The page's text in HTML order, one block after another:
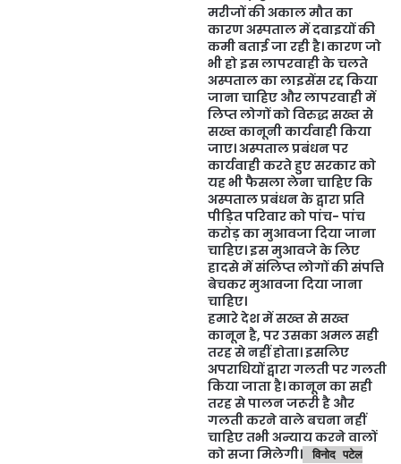
मरीजों की अकाल मौत का
कारण अस्पताल में दवाइयों की
कमी बताई जा रही है। कारण जो
भी हो इस लापरवाही के चलते
अस्पताल का लाइसेंस रद्द किया
जाना चाहिए और लापरवाही में
लिप्त लोगों को विरुद्ध सख्त से
सख्त कानूनी कार्यवाही किया
जाए। अस्पताल प्रबंधन पर
कार्यवाही करते हुए सरकार को
यह भी फैसला लेना चाहिए कि
अस्पताल प्रबंधन के द्वारा प्रति
पीड़ित परिवार को पांच- पांच
करोड़ का मुआवजा दिया जाना
चाहिए। इस मुआवजे के लिए
हादसे में संलिप्त लोगों की संपत्ति
बेचकर मुआवजा दिया जाना
चाहिए।
हमारे देश में सख्त से सख्त
कानून है, पर उसका अमल सही
तरह से नहीं होता। इसलिए
अपराधियों द्वारा गलती पर गलती
किया जाता है। कानून का सही
तरह से पालन जरूरी है और
गलती करने वाले बचना नहीं
चाहिए तभी अन्याय करने वालों
को सजा मिलेगी।
विनोद पटेल